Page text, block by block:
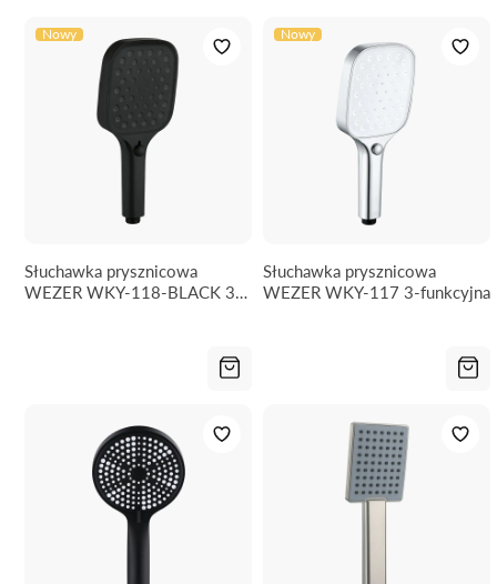
Nowy
Słuchawka prysznicowa
WEZER WKY-118-BLACK 3-
Nowy
Słuchawka prysznicowa
WEZER WKY-117 3-funkcyjna